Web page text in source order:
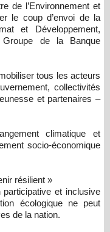
de l’Environnement et
le coup d’envoi de la
et Développement,
de la Banque
tous les acteurs
collectivités
et partenaires –
climatique et
socio-économique
résilient »
et inclusive
écologique ne peut
de la nation.